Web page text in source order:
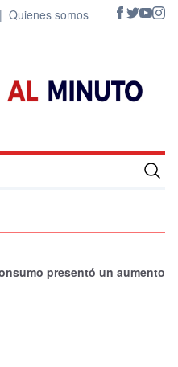
Quienes somos
presentó un aumento